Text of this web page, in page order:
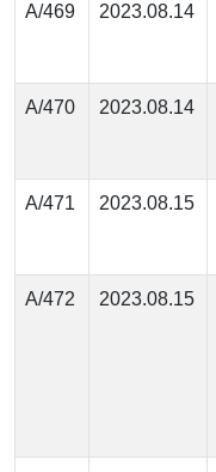
А/469 2023.08.14
А/470 2023.08.14
А/471 2023.08.15
А/472 2023.08.15